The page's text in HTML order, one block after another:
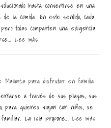
hasta convertirse en una
la comida. En este sentido, cada
todas comparten una exigencia
Lee más
Mallorca para disfrutar en familia
a través de sus playas, sus
para quienes viajan con niños, se
La isla propone...Lee más